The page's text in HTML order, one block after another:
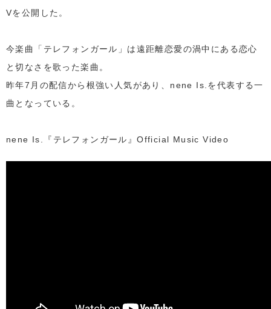
Vを公開した。
今楽曲「テレフォンガール」は遠距離恋愛の渦中にある恋心
と切なさを歌った楽曲。
昨年7月の配信から根強い人気があり、nene Is.を代表する一
曲となっている。
nene Is.『テレフォンガール』Official Music Video